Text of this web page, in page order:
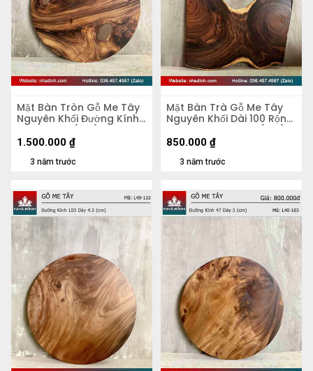
Mặt Bàn Tròn Gỗ Me Tây
Nguyên Khối Đường Kính
74 Dày 3.9 (cm)
3 năm trước
1.500.000 ₫
Mặt Bàn Trà Gỗ Me Tây
Nguyên Khối Dài 100 Rộng
67-44-90 Dày 2,8 (cm)
3 năm trước
850.000 ₫